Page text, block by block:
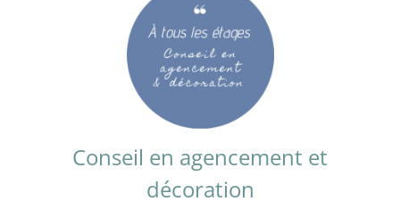
Conseil en agencement et
décoration